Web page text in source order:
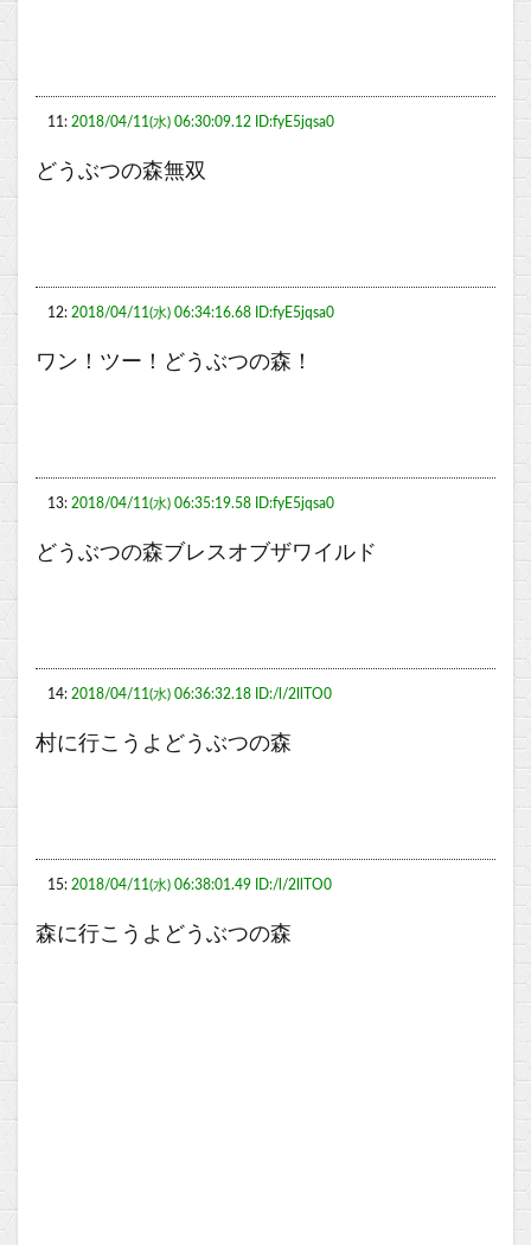
11: 2018/04/11(水) 06:30:09.12 ID:fyE5jqsa0
どうぶつの森無双
12: 2018/04/11(水) 06:34:16.68 ID:fyE5jqsa0
ワン！ツー！どうぶつの森！
13: 2018/04/11(水) 06:35:19.58 ID:fyE5jqsa0
どうぶつの森ブレスオブザワイルド
14: 2018/04/11(水) 06:36:32.18 ID:/l/2llTO0
村に行こうよどうぶつの森
15: 2018/04/11(水) 06:38:01.49 ID:/l/2llTO0
森に行こうよどうぶつの森